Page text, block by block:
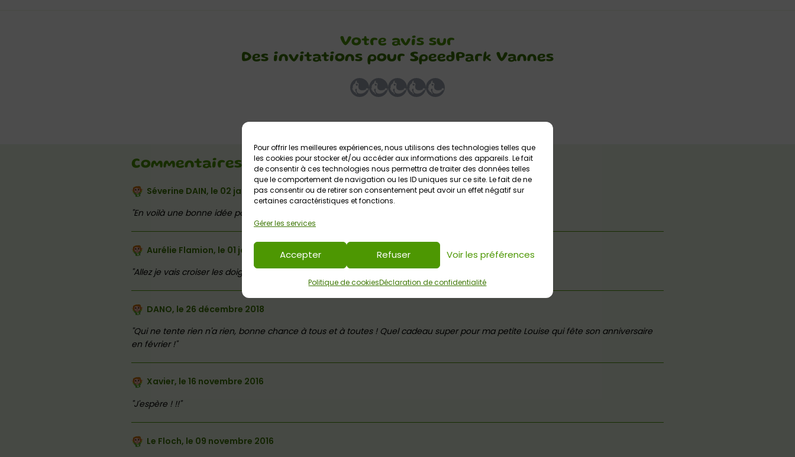
Pour offrir les meilleures expériences, nous utilisons des technologies telles que
les cookies pour stocker et/ou accéder aux informations des appareils. Le fait
de consentir à ces technologies nous permettra de traiter des données telles
que le comportement de navigation ou les ID uniques sur ce site. Le fait de ne
pas consentir ou de retirer son consentement peut avoir un effet négatif sur
certaines caractéristiques et fonctions.
Gérer les services
Accepter Refuser Voir les préférences
Politique de cookiesDéclaration de confidentialité
Votre avis sur
Des invitations pour SpeedPark Vannes
Commentaires
Séverine DAIN, le 02 janvier 2019
En voilà une bonne idée pour ma petite troupe
Aurélie Flamion, le 01 janvier 2019
Allez je vais croiser les doigts pour mes loulous!!!
DANO, le 26 décembre 2018
Qui ne tente rien n'a rien, bonne chance à tous et à toutes ! Quel cadeau super pour ma petite Louise qui fête son anniversaire
en février !
Xavier, le 16 novembre 2016
J'espère ! !!
Le Floch, le 09 novembre 2016